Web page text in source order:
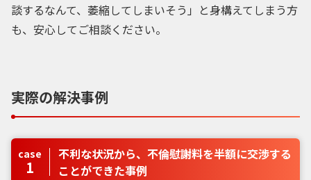
談するなんて、萎縮してしまいそう」と身構えてしまう方
も、安心してご相談ください。
実際の解決事例
case
1
不利な状況から、不倫慰謝料を半額に交渉する
ことができた事例